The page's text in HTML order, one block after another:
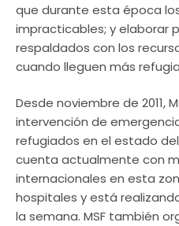
que durante esta época
impracticables; y elaborar
respaldados con los
cuando lleguen más
Desde noviembre de 2011,
intervención de
refugiados en el estado
cuenta actualmente con
internacionales en esta
hospitales y está
la semana. MSF también